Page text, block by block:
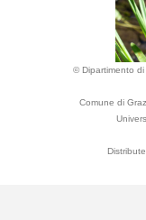
© Dipartimento
Comune di